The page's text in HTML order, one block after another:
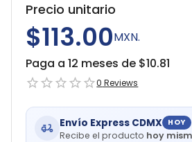
Precio unitario
$113.00MXN.
Paga a 12 meses de $10.81
0 Reviews
Envío Express CDMX HOY
Recibe el producto hoy